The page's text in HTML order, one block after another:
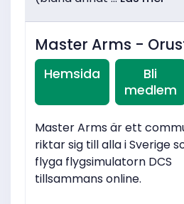
Master Arms -
Hemsida
Bli
medlem
Master Arms är ett
riktar sig till alla i Sverige
flyga flygsimulatorn DCS
tillsammans online.